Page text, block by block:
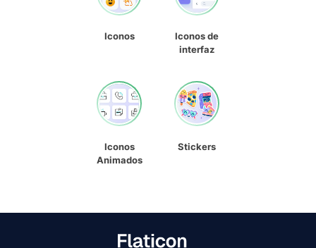
Iconos
Iconos de
interfaz
Iconos
Animados
Stickers